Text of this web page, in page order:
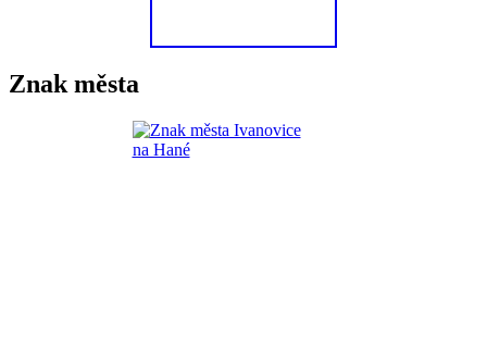
Znak města